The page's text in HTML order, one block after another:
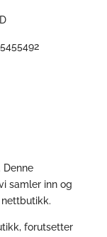
Denne
samler inn og
forutsetter